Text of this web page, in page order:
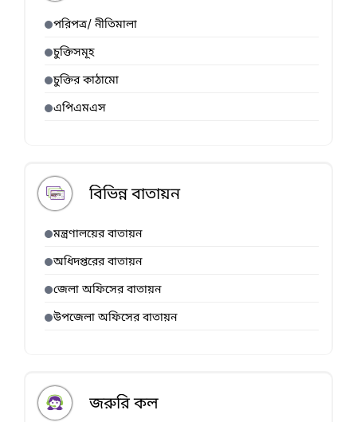
পরিপত্র/ নীতিমালা
চুক্তিসমূহ
চুক্তির কাঠামো
এপিএমএস
বিভিন্ন বাতায়ন
মন্ত্রণালয়ের বাতায়ন
অধিদপ্তরের বাতায়ন
জেলা অফিসের বাতায়ন
উপজেলা অফিসের বাতায়ন
জরুরি কল